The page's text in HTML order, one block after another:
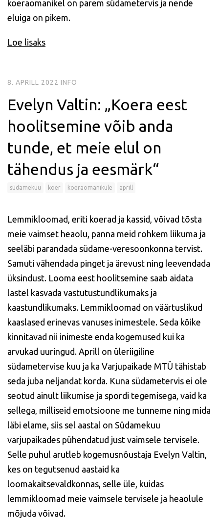
koeraomanikel on parem südametervis ja nende
eluiga on pikem.
Loe lisaks
8. APRILL 2022 INFO
Evelyn Valtin: „Koera eest
hoolitsemine võib anda
tunde, et meie elul on
tähendus ja eesmärk“
südamekuu koer koeraomanikule aprill
Lemmikloomad, eriti koerad ja kassid, võivad tõsta
meie vaimset heaolu, panna meid rohkem liikuma ja
seeläbi parandada südame-veresoonkonna tervist.
Samuti vähendada pinget ja ärevust ning leevendada
üksindust. Looma eest hoolitsemine saab aidata
lastel kasvada vastutustundlikumaks ja
kaastundlikumaks. Lemmikloomad on väärtuslikud
kaaslased erinevas vanuses inimestele. Seda kõike
kinnitavad nii inimeste enda kogemused kui ka
arvukad uuringud. Aprill on üleriigiline
südametervise kuu ja ka Varjupaikade MTÜ tähistab
seda juba neljandat korda. Kuna südametervis ei ole
seotud ainult liikumise ja spordi tegemisega, vaid ka
sellega, milliseid emotsioone me tunneme ning mida
läbi elame, siis sel aastal on Südamekuu
varjupaikades pühendatud just vaimsele tervisele.
Selle puhul arutleb kogemusnõustaja Evelyn Valtin,
kes on tegutsenud aastaid ka
loomakaitsevaldkonnas, selle üle, kuidas
lemmikloomad meie vaimsele tervisele ja heaolule
mõjuda võivad.